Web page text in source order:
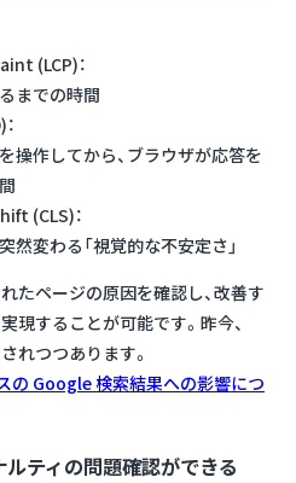
(LCP)：
までの時間
操作してから、ブラウザが応答を
(CLS)：
然変わる「視覚的な不安定さ」
たページの原因を確認し、改善す
現することが可能です。昨今、
れつつあります。
の Google 検索結果への影響につ
ルティの問題確認ができる